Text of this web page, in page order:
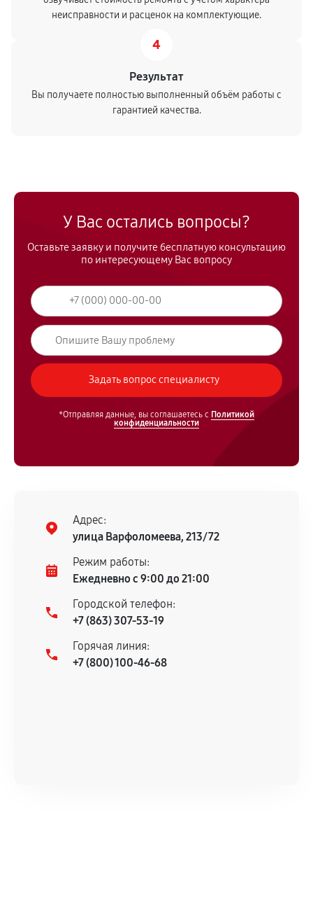
неисправности и расценок на комплектующие.
4
Результат
Вы получаете полностью выполненный объём работы с
гарантией качества.
У Вас остались вопросы?
Оставьте заявку и получите бесплатную консультацию
по интересующему Вас вопросу
*Отправляя данные, вы соглашаетесь с Политикой
конфиденциальности
Адрес:
улица Варфоломеева, 213/72
Режим работы:
Ежедневно с 9:00 до 21:00
Городской телефон:
+7 (863) 307-53-19
Горячая линия:
+7 (800) 100-46-68